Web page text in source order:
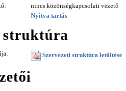
nincs közönségkapcsolati vezető
Nyitva tartás
struktúra
Szervezeti struktúra letöltése